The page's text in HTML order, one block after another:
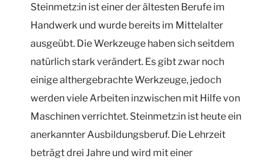
Steinmetz:in ist einer der ältesten Berufe im
Handwerk und wurde bereits im Mittelalter
ausgeübt. Die Werkzeuge haben sich seitdem
natürlich stark verändert. Es gibt zwar noch
einige althergebrachte Werkzeuge, jedoch
werden viele Arbeiten inzwischen mit Hilfe von
Maschinen verrichtet. Steinmetz:in ist heute ein
anerkannter Ausbildungsberuf. Die Lehrzeit
beträgt drei Jahre und wird mit einer